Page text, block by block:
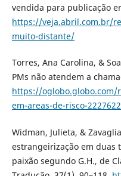
vendida para publicação
https://veja.abril.com.br/
muito-distante/
Torres, Ana Carolina, &
PMs não atendem a
https://oglobo.globo.com/
em-areas-de-risco-
Widman, Julieta, &
estrangeirização em duas
paixão segundo G.H., de